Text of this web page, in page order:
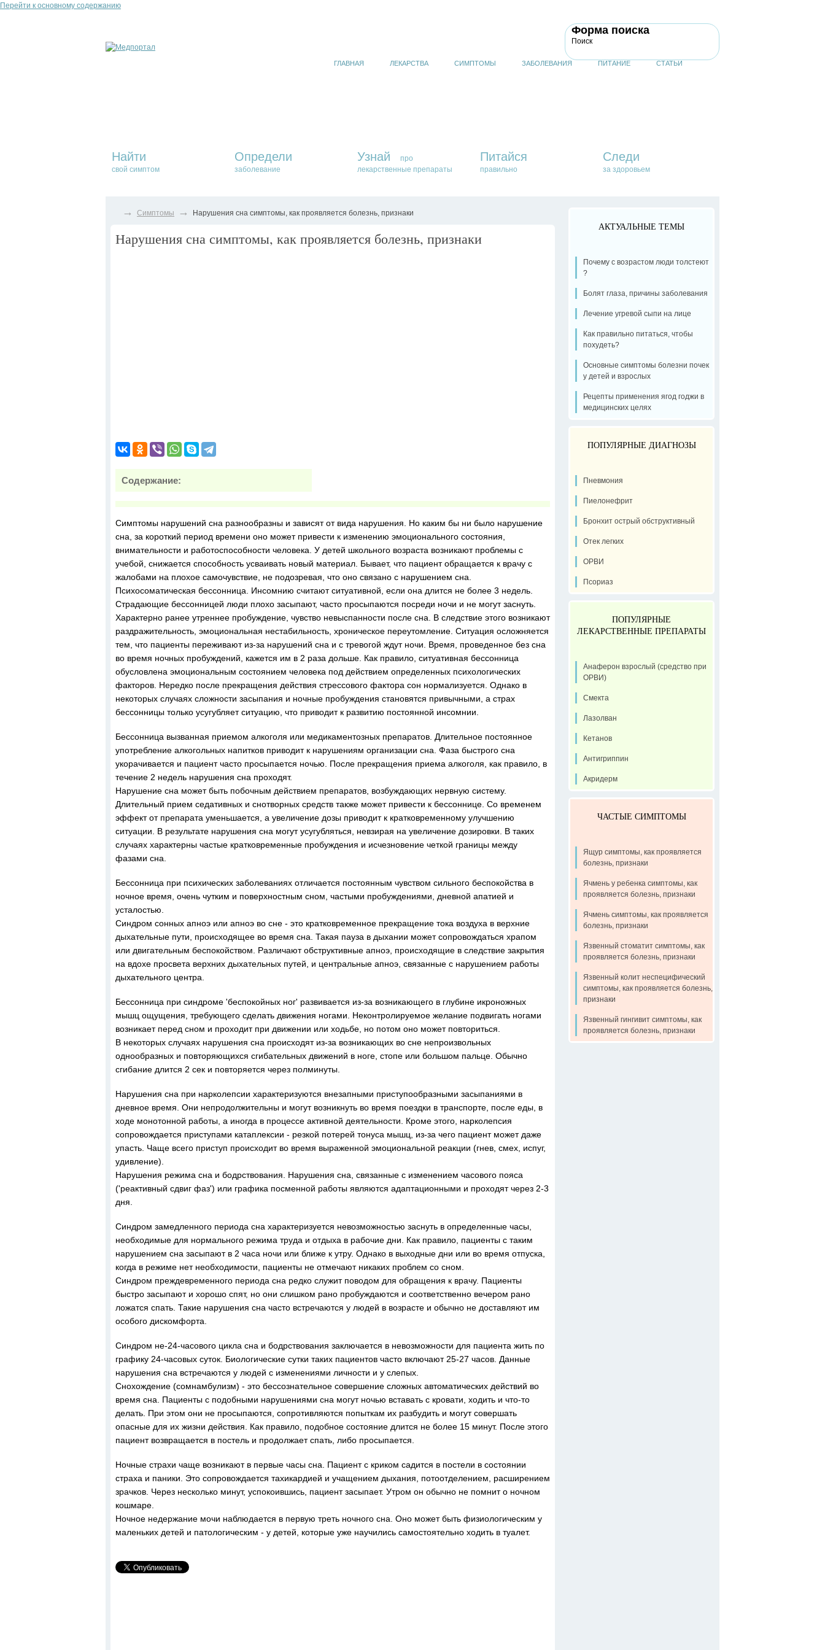
Перейти к основному содержанию
Форма поиска
Поиск
ГЛАВНАЯ ЛЕКАРСТВА СИМПТОМЫ ЗАБОЛЕВАНИЯ ПИТАНИЕ СТАТЬИ
Найти
свой симптом
Определи
заболевание
Узнай
про
лекарственные препараты
Питайся
правильно
Следи
за здоровьем
→ Симптомы → Нарушения сна симптомы, как проявляется болезнь, признаки
Нарушения сна симптомы, как проявляется болезнь, признаки
Содержание:
Симптомы нарушений сна разнообразны и зависят от вида нарушения. Но каким бы ни было нарушение
сна, за короткий период времени оно может привести к изменению эмоционального состояния,
внимательности и работоспособности человека. У детей школьного возраста возникают проблемы с
учебой, снижается способность усваивать новый материал. Бывает, что пациент обращается к врачу с
жалобами на плохое самочувствие, не подозревая, что оно связано с нарушением сна.
Психосоматическая бессонница. Инсомнию считают ситуативной, если она длится не более 3 недель.
Страдающие бессонницей люди плохо засыпают, часто просыпаются посреди ночи и не могут заснуть.
Характерно ранее утреннее пробуждение, чувство невыспанности после сна. В следствие этого возникают
раздражительность, эмоциональная нестабильность, хроническое переутомление. Ситуация осложняется
тем, что пациенты переживают из-за нарушений сна и с тревогой ждут ночи. Время, проведенное без сна
во время ночных пробуждений, кажется им в 2 раза дольше. Как правило, ситуативная бессонница
обусловлена эмоциональным состоянием человека под действием определенных психологических
факторов. Нередко после прекращения действия стрессового фактора сон нормализуется. Однако в
некоторых случаях сложности засыпания и ночные пробуждения становятся привычными, а страх
бессонницы только усугубляет ситуацию, что приводит к развитию постоянной инсомнии.
Бессонница вызванная приемом алкоголя или медикаментозных препаратов. Длительное постоянное
употребление алкогольных напитков приводит к нарушениям организации сна. Фаза быстрого сна
укорачивается и пациент часто просыпается ночью. После прекращения приема алкоголя, как правило, в
течение 2 недель нарушения сна проходят.
Нарушение сна может быть побочным действием препаратов, возбуждающих нервную систему.
Длительный прием седативных и снотворных средств также может привести к бессоннице. Со временем
эффект от препарата уменьшается, а увеличение дозы приводит к кратковременному улучшению
ситуации. В результате нарушения сна могут усугубляться, невзирая на увеличение дозировки. В таких
случаях характерны частые кратковременные пробуждения и исчезновение четкой границы между
фазами сна.
Бессонница при психических заболеваниях отличается постоянным чувством сильного беспокойства в
ночное время, очень чутким и поверхностным сном, частыми пробуждениями, дневной апатией и
усталостью.
Синдром сонных апноэ или апноэ во сне - это кратковременное прекращение тока воздуха в верхние
дыхательные пути, происходящее во время сна. Такая пауза в дыхании может сопровождаться храпом
или двигательным беспокойством. Различают обструктивные апноэ, происходящие в следствие закрытия
на вдохе просвета верхних дыхательных путей, и центральные апноэ, связанные с нарушением работы
дыхательного центра.
Бессонница при синдроме 'беспокойных ног' развивается из-за возникающего в глубине икроножных
мышц ощущения, требующего сделать движения ногами. Неконтролируемое желание подвигать ногами
возникает перед сном и проходит при движении или ходьбе, но потом оно может повториться.
В некоторых случаях нарушения сна происходят из-за возникающих во сне непроизвольных
однообразных и повторяющихся сгибательных движений в ноге, стопе или большом пальце. Обычно
сгибание длится 2 сек и повторяется через полминуты.
Нарушения сна при нарколепсии характеризуются внезапными приступообразными засыпаниями в
дневное время. Они непродолжительны и могут возникнуть во время поездки в транспорте, после еды, в
ходе монотонной работы, а иногда в процессе активной деятельности. Кроме этого, нарколепсия
сопровождается приступами катаплексии - резкой потерей тонуса мышц, из-за чего пациент может даже
упасть. Чаще всего приступ происходит во время выраженной эмоциональной реакции (гнев, смех, испуг,
удивление).
Нарушения режима сна и бодрствования. Нарушения сна, связанные с изменением часового пояса
('реактивный сдвиг фаз') или графика посменной работы являются адаптационными и проходят через 2-3
дня.
Синдром замедленного периода сна характеризуется невозможностью заснуть в определенные часы,
необходимые для нормального режима труда и отдыха в рабочие дни. Как правило, пациенты с таким
нарушением сна засыпают в 2 часа ночи или ближе к утру. Однако в выходные дни или во время отпуска,
когда в режиме нет необходимости, пациенты не отмечают никаких проблем со сном.
Синдром преждевременного периода сна редко служит поводом для обращения к врачу. Пациенты
быстро засыпают и хорошо спят, но они слишком рано пробуждаются и соответственно вечером рано
ложатся спать. Такие нарушения сна часто встречаются у людей в возрасте и обычно не доставляют им
особого дискомфорта.
Синдром не-24-часового цикла сна и бодрствования заключается в невозможности для пациента жить по
графику 24-часовых суток. Биологические сутки таких пациентов часто включают 25-27 часов. Данные
нарушения сна встречаются у людей с изменениями личности и у слепых.
Снохождение (сомнамбулизм) - это бессознательное совершение сложных автоматических действий во
время сна. Пациенты с подобными нарушениями сна могут ночью вставать с кровати, ходить и что-то
делать. При этом они не просыпаются, сопротивляются попыткам их разбудить и могут совершать
опасные для их жизни действия. Как правило, подобное состояние длится не более 15 минут. После этого
пациент возвращается в постель и продолжает спать, либо просыпается.
Ночные страхи чаще возникают в первые часы сна. Пациент с криком садится в постели в состоянии
страха и паники. Это сопровождается тахикардией и учащением дыхания, потоотделением, расширением
зрачков. Через несколько минут, успокоившись, пациент засыпает. Утром он обычно не помнит о ночном
кошмаре.
Ночное недержание мочи наблюдается в первую треть ночного сна. Оно может быть физиологическим у
маленьких детей и патологическим - у детей, которые уже научились самостоятельно ходить в туалет.
АКТУАЛЬНЫЕ ТЕМЫ
Почему с возрастом люди толстеют
?
Болят глаза, причины заболевания
Лечение угревой сыпи на лице
Как правильно питаться, чтобы
похудеть?
Основные симптомы болезни почек
у детей и взрослых
Рецепты применения ягод годжи в
медицинских целях
ПОПУЛЯРНЫЕ ДИАГНОЗЫ
Пневмония
Пиелонефрит
Бронхит острый обструктивный
Отек легких
ОРВИ
Псориаз
ПОПУЛЯРНЫЕ
ЛЕКАРСТВЕННЫЕ ПРЕПАРАТЫ
Анаферон взрослый (средство при
ОРВИ)
Смекта
Лазолван
Кетанов
Антигриппин
Акридерм
ЧАСТЫЕ СИМПТОМЫ
Ящур симптомы, как проявляется
болезнь, признаки
Ячмень у ребенка симптомы, как
проявляется болезнь, признаки
Ячмень симптомы, как проявляется
болезнь, признаки
Язвенный стоматит симптомы, как
проявляется болезнь, признаки
Язвенный колит неспецифический
симптомы, как проявляется болезнь,
признаки
Язвенный гингивит симптомы, как
проявляется болезнь, признаки